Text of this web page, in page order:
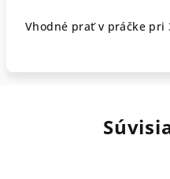
Vhodné prať v práčke pri